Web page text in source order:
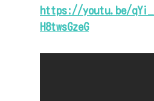
https://youtu.be/
H8twsGzeG